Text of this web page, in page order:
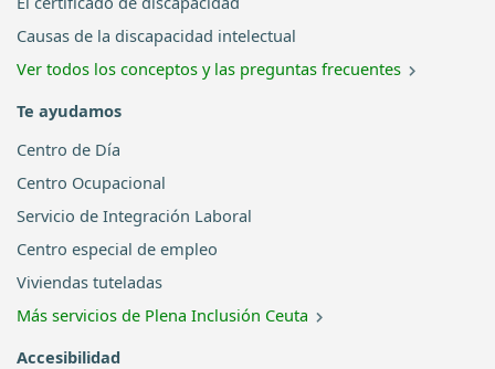
Causas de la discapacidad intelectual
Ver todos los conceptos y las preguntas frecuentes
Te ayudamos
Centro de Día
Centro Ocupacional
Servicio de Integración Laboral
Centro especial de empleo
Viviendas tuteladas
Más servicios de Plena Inclusión Ceuta
Accesibilidad